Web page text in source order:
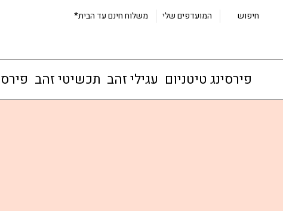
חיפוש המועדפים שלי משלוח חינם עד הבית*
פירסינג טיטניום עגילי זהב תכשיטי זהב